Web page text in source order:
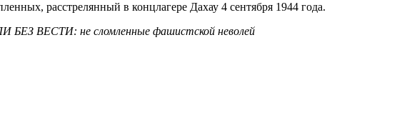
расстрелянный в концлагере Дахау 4 сентября 1944 года.
ВЕСТИ: не сломленные фашистской неволей